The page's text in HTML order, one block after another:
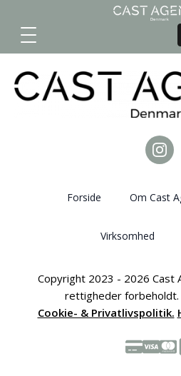
Forside Om Cast
Virksomhed
Copyright 2023 - 2026 Cast
rettigheder forbeholdt.
Cookie- & Privatlivspolitik.